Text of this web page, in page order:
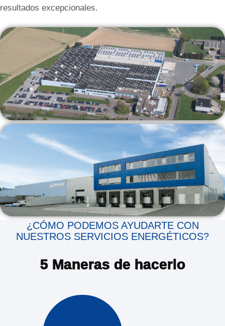
resultados excepcionales.
¿CÓMO PODEMOS AYUDARTE CON
NUESTROS SERVICIOS ENERGÉTICOS?
5 Maneras de hacerlo